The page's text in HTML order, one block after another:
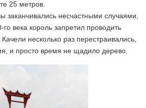
25 метров.
заканчивались несчастными случаями,
века король запретил проводить
несколько раз перестраивались,
и просто время не щадило дерево.